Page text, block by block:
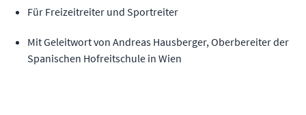
Für Freizeitreiter und Sportreiter
Mit Geleitwort von Andreas Hausberger, Oberbereiter der
Spanischen Hofreitschule in Wien